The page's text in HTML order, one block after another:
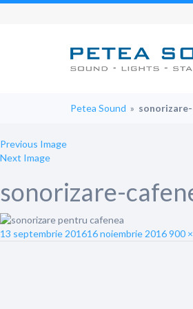
Petea Sound »
Previous Image
Next Image
sonorizare-
Posted
13 septembrie 201616 noiembrie 2016Full
900